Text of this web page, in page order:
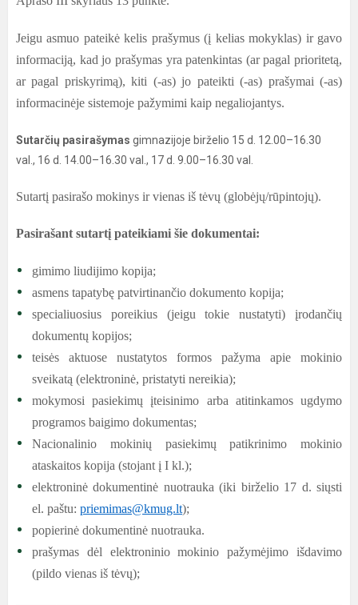
Jeigu asmuo pateikė kelis prašymus (į kelias mokyklas) ir gavo
informaciją, kad jo prašymas yra patenkintas (ar pagal prioritetą,
ar pagal priskyrimą), kiti (-as) jo pateikti (-as) prašymai (-as)
informacinėje sistemoje pažymimi kaip negaliojantys.
Sutarčių pasirašymas gimnazijoje birželio 15 d. 12.00–16.30
val., 16 d. 14.00–16.30 val., 17 d. 9.00–16.30 val.
Sutartį pasirašo mokinys ir vienas iš tėvų (globėjų/rūpintojų).
Pasirašant sutartį pateikiami šie dokumentai:
gimimo liudijimo kopija;
asmens tapatybę patvirtinančio dokumento kopija;
specialiuosius poreikius (jeigu tokie nustatyti) įrodančių
dokumentų kopijos;
teisės aktuose nustatytos formos pažyma apie mokinio
sveikatą (elektroninė, pristatyti nereikia);
mokymosi pasiekimų įteisinimo arba atitinkamos ugdymo
programos baigimo dokumentas;
Nacionalinio mokinių pasiekimų patikrinimo mokinio
ataskaitos kopija (stojant į I kl.);
elektroninė dokumentinė nuotrauka (iki birželio 17 d. siųsti
el. paštu: priemimas@kmug.lt);
popierinė dokumentinė nuotrauka.
prašymas dėl elektroninio mokinio pažymėjimo išdavimo
(pildo vienas iš tėvų);